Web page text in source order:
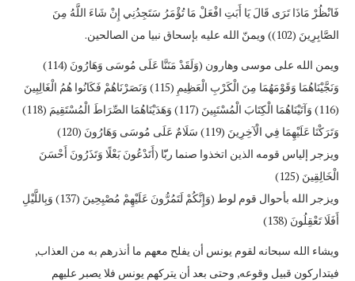
فَانْظُرْ مَاذَا تَرَى قَالَ يَا أَبَتِ افْعَلْ مَا تُؤْمَرُ سَتَجِدُنِي إِنْ شَاءَ اللَّهُ مِنَ
الصَّابِرِينَ (102)) ويمنّ الله عليه بإسحاق نبيا من الصالحين.
ويمن الله على موسى وهارون (وَلَقَدْ مَنَنَّا عَلَى مُوسَى وَهَارُونَ (114)
وَنَجَّيْنَاهُمَا وَقَوْمَهُمَا مِنَ الْكَرْبِ الْعَظِيمِ (115) وَنَصَرْنَاهُمْ فَكَانُوا هُمُ الْغَالِبِينَ
(116) وَآتَيْنَاهُمَا الْكِتَابَ الْمُسْتَبِينَ (117) وَهَدَيْنَاهُمَا الصِّرَاطَ الْمُسْتَقِيمَ (118)
وَتَرَكْنَا عَلَيْهِمَا فِي الْآخِرِينَ (119) سَلَامٌ عَلَى مُوسَى وَهَارُونَ (120)
ويزجر إلياس قومه الذين اتخذوا صنما ربّّا (أَتَدْعُونَ بَعْلًا وَتَذَرُونَ أَحْسَنَ
الْخَالِقِينَ (125)
ويزجر الله بأحوال قوم لوط (وَإِنَّكُمْ لَتَمُرُّونَ عَلَيْهِمْ مُصْبِحِينَ (137) وَبِاللَّيْلِ
أَفَلَا تَعْقِلُونَ (138)
ويشاء الله سبحانه لقوم يونس أن يفلح معهم ما أنذرهم به من العذاب,
فيتداركون قبيل وقوعه, وحتى بعد أن يتركهم يونس فلا يصبر عليهم